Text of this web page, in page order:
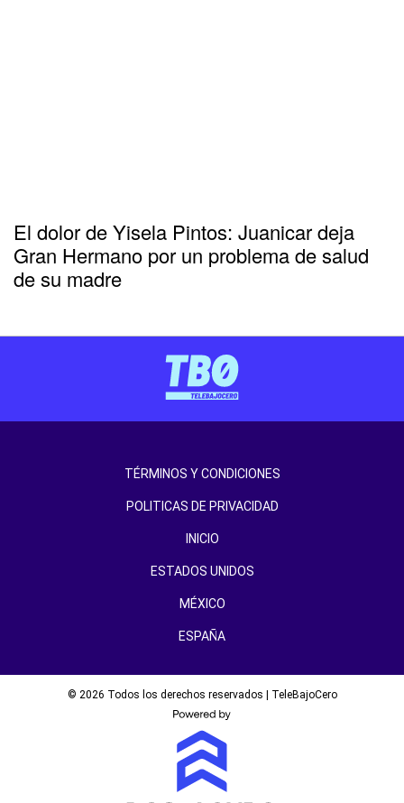
El dolor de Yisela Pintos: Juanicar deja
Gran Hermano por un problema de salud
de su madre
TÉRMINOS Y CONDICIONES
POLITICAS DE PRIVACIDAD
INICIO
ESTADOS UNIDOS
MÉXICO
ESPAÑA
© 2026 Todos los derechos reservados | TeleBajoCero